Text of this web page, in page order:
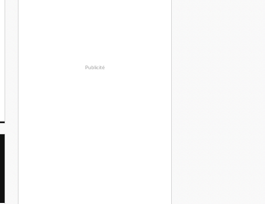
Publicité